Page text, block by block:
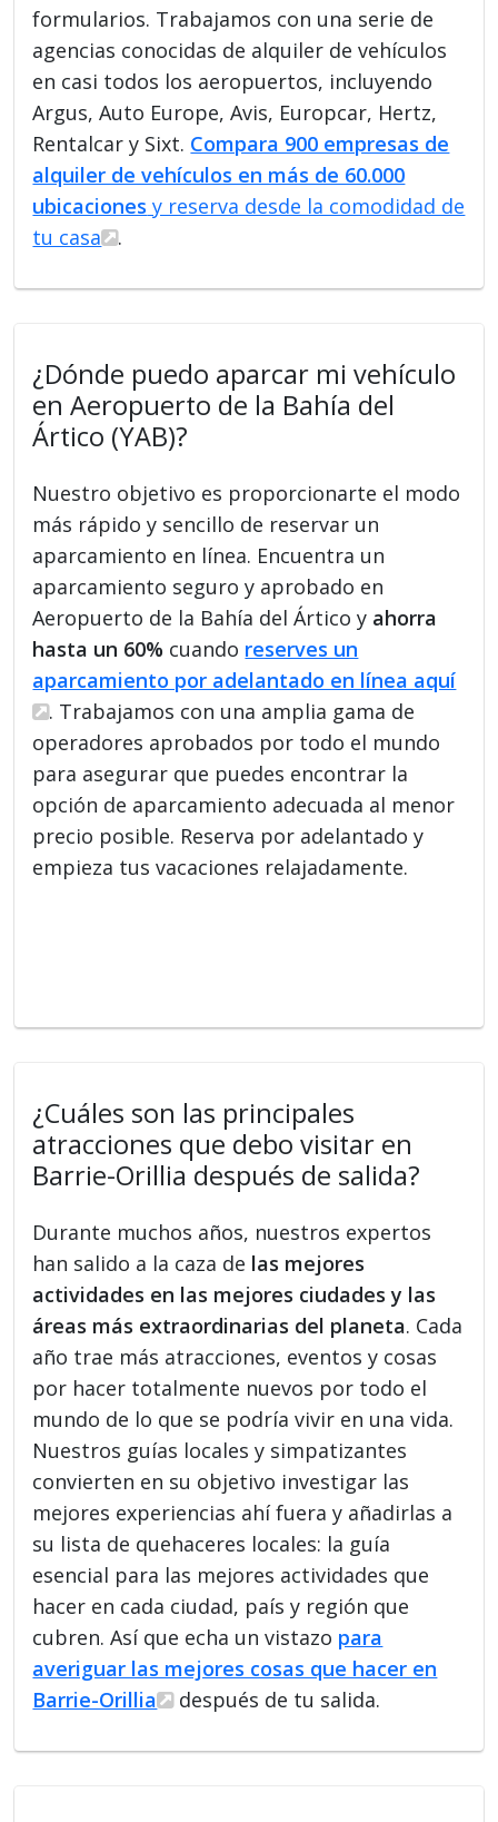
formularios. Trabajamos con una serie de
agencias conocidas de alquiler de vehículos
en casi todos los aeropuertos, incluyendo
Argus, Auto Europe, Avis, Europcar, Hertz,
Rentalcar y Sixt. Compara 900 empresas de
alquiler de vehículos en más de 60.000
ubicaciones y reserva desde la comodidad de
tu casa
.
¿Dónde puedo aparcar mi vehículo
en Aeropuerto de la Bahía del
Ártico (YAB)?
Nuestro objetivo es proporcionarte el modo
más rápido y sencillo de reservar un
aparcamiento en línea. Encuentra un
aparcamiento seguro y aprobado en
Aeropuerto de la Bahía del Ártico y ahorra
hasta un 60% cuando reserves un
aparcamiento por adelantado en línea aquí
. Trabajamos con una amplia gama de
operadores aprobados por todo el mundo
para asegurar que puedes encontrar la
opción de aparcamiento adecuada al menor
precio posible. Reserva por adelantado y
empieza tus vacaciones relajadamente.
¿Cuáles son las principales
atracciones que debo visitar en
Barrie-Orillia después de salida?
Durante muchos años, nuestros expertos
han salido a la caza de las mejores
actividades en las mejores ciudades y las
áreas más extraordinarias del planeta. Cada
año trae más atracciones, eventos y cosas
por hacer totalmente nuevos por todo el
mundo de lo que se podría vivir en una vida.
Nuestros guías locales y simpatizantes
convierten en su objetivo investigar las
mejores experiencias ahí fuera y añadirlas a
su lista de quehaceres locales: la guía
esencial para las mejores actividades que
hacer en cada ciudad, país y región que
cubren. Así que echa un vistazo para
averiguar las mejores cosas que hacer en
Barrie-Orillia
después de tu salida.